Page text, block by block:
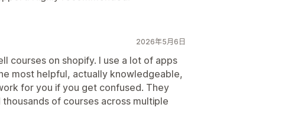
2026年5月6日
courses on shopify. I use a lot of apps
most helpful, actually knowledgeable,
for you if you get confused. They
of courses across multiple